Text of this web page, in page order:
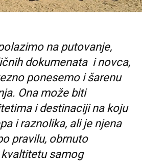
na putovanje,
dokumenata i novca,
ponesemo i šarenu
Ona može biti
i destinaciji na koju
i raznolika, ali je njena
pravilu, obrnuto
samog